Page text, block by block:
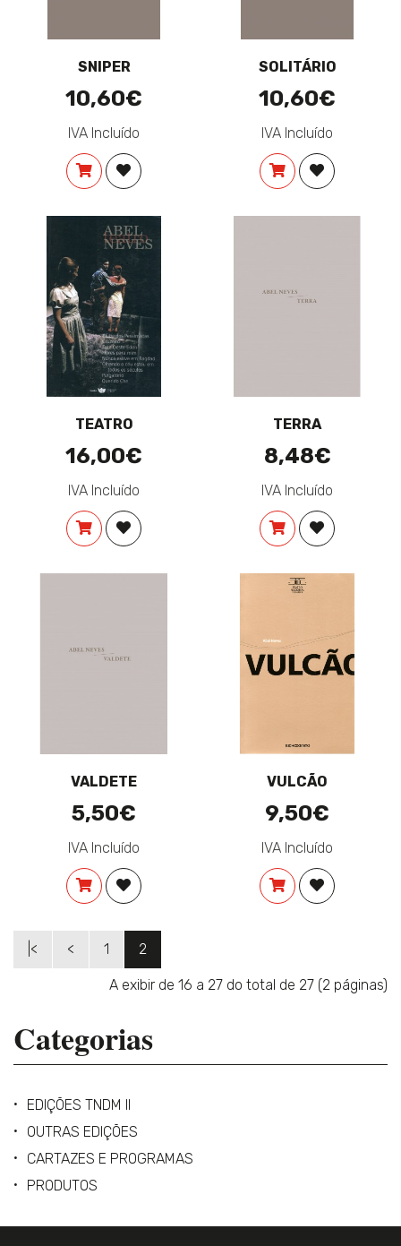
SNIPER
10,60€
IVA Incluído
COMPRARADICIONAR À LISTA DE DESEJOS
SOLITÁRIO
10,60€
IVA Incluído
COMPRARADICIONAR
TEATRO
16,00€
IVA Incluído
COMPRARADICIONAR À LISTA DE DESEJOS
TERRA
8,48€
IVA Incluído
COMPRARADICIONAR
VALDETE
5,50€
IVA Incluído
COMPRARADICIONAR À LISTA DE DESEJOS
VULCÃO
9,50€
IVA Incluído
COMPRARADICIONAR
|< < 1 2
A exibir de 16 a 27 do total de 27 (2 páginas)
Categorias
EDIÇÕES TNDM II
OUTRAS EDIÇÕES
CARTAZES E PROGRAMAS
PRODUTOS